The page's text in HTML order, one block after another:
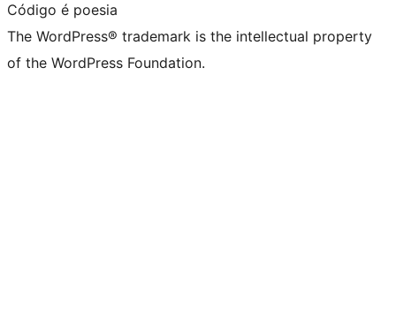
Código é poesia
The WordPress® trademark is the intellectual property
of the WordPress Foundation.